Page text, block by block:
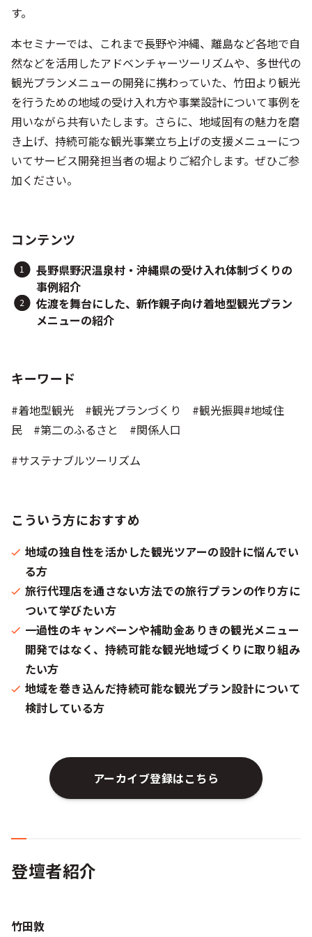
す。
本セミナーでは、これまで長野や沖縄、離島など各地で自
然などを活用したアドベンチャーツーリズムや、多世代の
観光プランメニューの開発に携わっていた、竹田より観光
を行うための地域の受け入れ方や事業設計について事例を
用いながら共有いたします。さらに、地域固有の魅力を磨
き上げ、持続可能な観光事業立ち上げの支援メニューにつ
いてサービス開発担当者の堀よりご紹介します。ぜひご参
加ください。
コンテンツ
長野県野沢温泉村・沖縄県の受け入れ体制づくりの
事例紹介
佐渡を舞台にした、新作親子向け着地型観光プラン
メニューの紹介
キーワード
#着地型観光 #観光プランづくり #観光振興#地域住
民 #第二のふるさと #関係人口
#サステナブルツーリズム
こういう方におすすめ
地域の独自性を活かした観光ツアーの設計に悩んでい
る方
旅行代理店を通さない方法での旅行プランの作り方に
ついて学びたい方
一過性のキャンペーンや補助金ありきの観光メニュー
開発ではなく、持続可能な観光地域づくりに取り組み
たい方
地域を巻き込んだ持続可能な観光プラン設計について
検討している方
アーカイブ登録はこちら
登壇者紹介
竹田敦